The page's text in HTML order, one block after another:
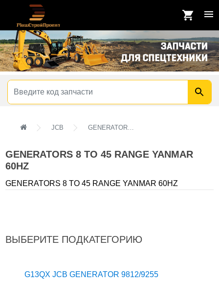
JCB GENERATORS 8 TO 45 RANGE YANMAR 60HZ
GENERATORS 8 TO 45 RANGE YANMAR
60HZ
GENERATORS 8 TO 45 RANGE YANMAR 60HZ
ВЫБЕРИТЕ ПОДКАТЕГОРИЮ
G13QX JCB GENERATOR 9812/9255